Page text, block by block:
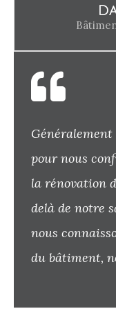
pour nous
la rénovation
delà de notre
nous
du bâtiment,